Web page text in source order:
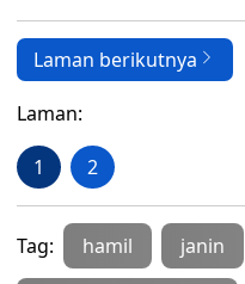
Laman berikutnya
Laman:
1 2
Tag: hamil janin